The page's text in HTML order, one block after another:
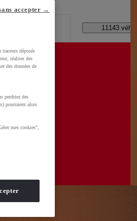
?
11143
aVDI8UPDjklX-
déposés
réaliser des
des données de
perdriez des
pourraient alors
mes cookies",
accepter →